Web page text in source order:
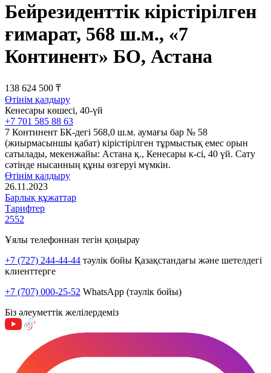
Бейрезиденттік кірістірілген
ғимарат, 568 ш.м., «7
Континент» БО, Астана
138 624 500 ₸
Өтінім қалдыру
Кенесары көшесі, 40-үй
+7 701 585 88 63
7 Континент БК-дегі 568,0 ш.м. аумағы бар № 58
(жиырмасыншы қабат) кірістірілген тұрмыстық емес орын
сатылады, мекенжайы: Астана қ., Кенесары к-сі, 40 үй. Сату
сәтінде нысанның құны өзгеруі мүмкін.
Өтінім қалдыру
26.11.2023
Барлық құжаттар
Тарифтер
2552
Ұялы телефоннан тегін қоңырау
+7 (727) 244-44-44 тәулік бойы Қазақстандағы және шетелдегі
клиенттерге
+7 (707) 000-25-52 WhatsApp (тәулік бойы)
Біз әлеуметтік желілердеміз